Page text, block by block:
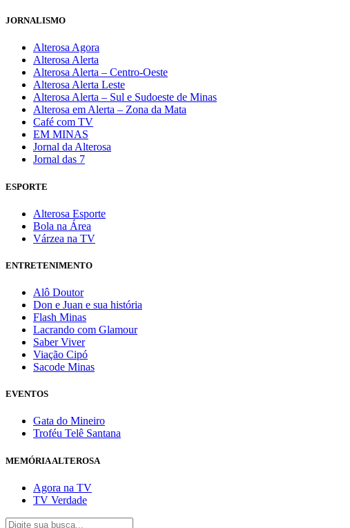
JORNALISMO
Alterosa Agora
Alterosa Alerta
Alterosa Alerta – Centro-Oeste
Alterosa Alerta Leste
Alterosa Alerta – Sul e Sudoeste de Minas
Alterosa em Alerta – Zona da Mata
Café com TV
EM MINAS
Jornal da Alterosa
Jornal das 7
ESPORTE
Alterosa Esporte
Bola na Área
Várzea na TV
ENTRETENIMENTO
Alô Doutor
Don e Juan e sua história
Flash Minas
Lacrando com Glamour
Saber Viver
Viação Cipó
Sacode Minas
EVENTOS
Gata do Mineiro
Troféu Telê Santana
MEMÓRIA ALTEROSA
Agora na TV
TV Verdade